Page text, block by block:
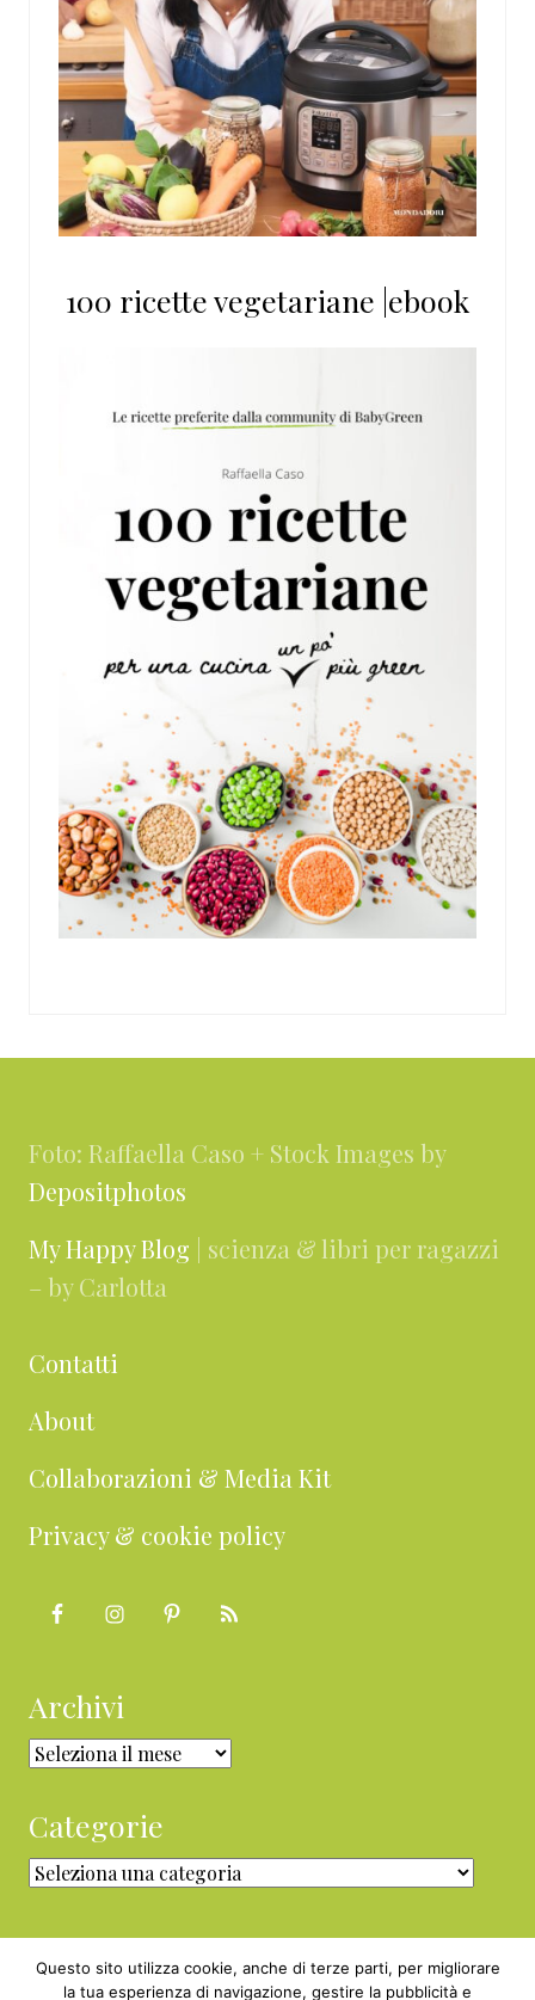
100 ricette vegetariane |ebook
Foto: Raffaella Caso + Stock Images by
Depositphotos
My Happy Blog | scienza & libri per ragazzi
– by Carlotta
Contatti
About
Collaborazioni & Media Kit
Privacy & cookie policy
Archivi
Archivi
Categorie
Categorie
Questo sito utilizza cookie, anche di terze parti, per migliorare
la tua esperienza di navigazione, gestire la pubblicità e